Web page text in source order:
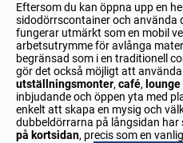
Eftersom du kan öppna upp en
sidodörrscontainer och använda
fungerar utmärkt som en mobil
arbetsutrymme för avlånga
begränsad som i en traditionell
gör det också möjligt att
utställningsmonter, café, lounge
inbjudande och öppen yta med
enkelt att skapa en mysig och
dubbeldörrarna på långsidan
på kortsidan, precis som en vanlig